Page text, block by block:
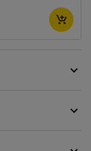
urede. To je